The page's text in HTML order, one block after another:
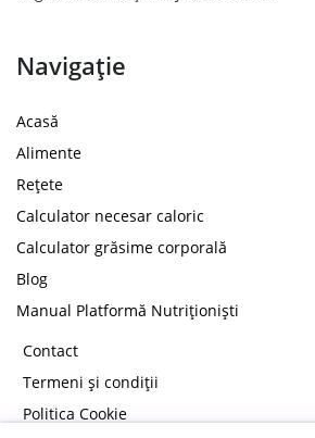
Navigație
Acasă
Alimente
Rețete
Calculator necesar caloric
Calculator grăsime corporală
Blog
Manual Platformă Nutriționiști
Contact
Termeni și condiții
Politica Cookie